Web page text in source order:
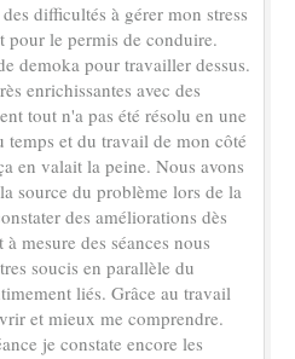
difficultés à gérer mon stress
pour le permis de conduire.
demoka pour travailler dessus.
enrichissantes avec des
tout n'a pas été résolu en une
temps et du travail de mon côté
en valait la peine. Nous avons
source du problème lors de la
des améliorations dès
mesure des séances nous
soucis en parallèle du
liés. Grâce au travail
et mieux me comprendre.
je constate encore les